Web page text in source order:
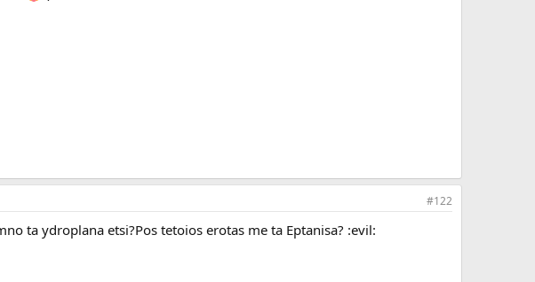
#122
ta ydroplana etsi?Pos tetoios erotas me ta Eptanisa? :evil: